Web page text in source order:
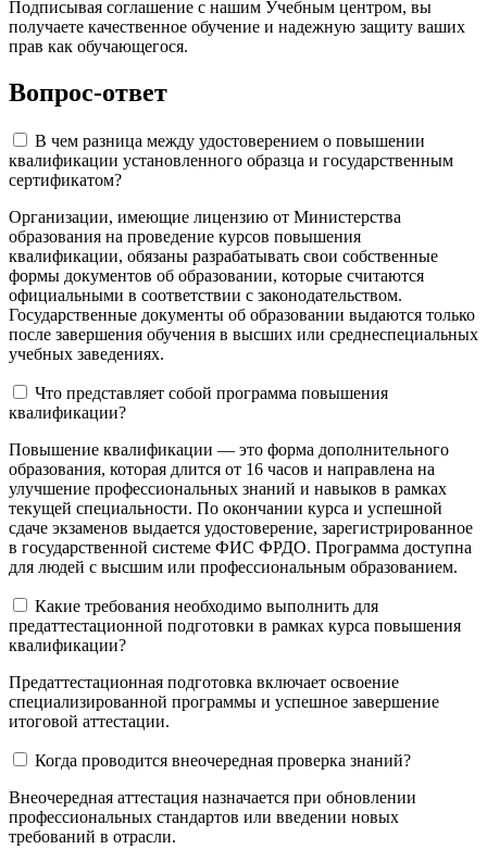
Подписывая соглашение с нашим Учебным центром, вы
получаете качественное обучение и надежную защиту ваших
прав как обучающегося.
Вопрос-ответ
В чем разница между удостоверением о повышении
квалификации установленного образца и государственным
сертификатом?
Организации, имеющие лицензию от Министерства
образования на проведение курсов повышения
квалификации, обязаны разрабатывать свои собственные
формы документов об образовании, которые считаются
официальными в соответствии с законодательством.
Государственные документы об образовании выдаются только
после завершения обучения в высших или среднеспециальных
учебных заведениях.
Что представляет собой программа повышения
квалификации?
Повышение квалификации — это форма дополнительного
образования, которая длится от 16 часов и направлена на
улучшение профессиональных знаний и навыков в рамках
текущей специальности. По окончании курса и успешной
сдаче экзаменов выдается удостоверение, зарегистрированное
в государственной системе ФИС ФРДО. Программа доступна
для людей с высшим или профессиональным образованием.
Какие требования необходимо выполнить для
предаттестационной подготовки в рамках курса повышения
квалификации?
Предаттестационная подготовка включает освоение
специализированной программы и успешное завершение
итоговой аттестации.
Когда проводится внеочередная проверка знаний?
Внеочередная аттестация назначается при обновлении
профессиональных стандартов или введении новых
требований в отрасли.